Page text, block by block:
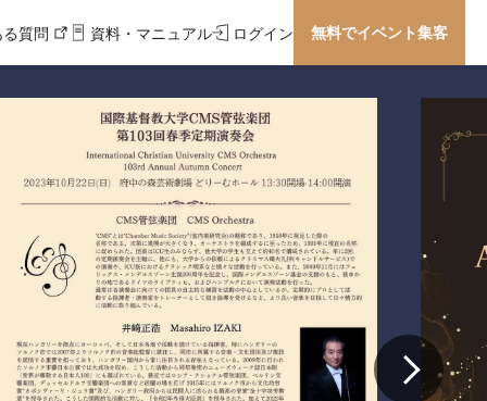
る質問 資料・マニュアル ログイン 無料でイベント集客